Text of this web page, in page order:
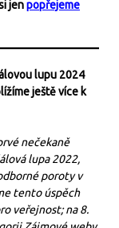
jenpopřejeme
lupu 2024
ještě více k
nečekaně
lupa 2022,
poroty v
tento úspěch
veřejnost; na 8.